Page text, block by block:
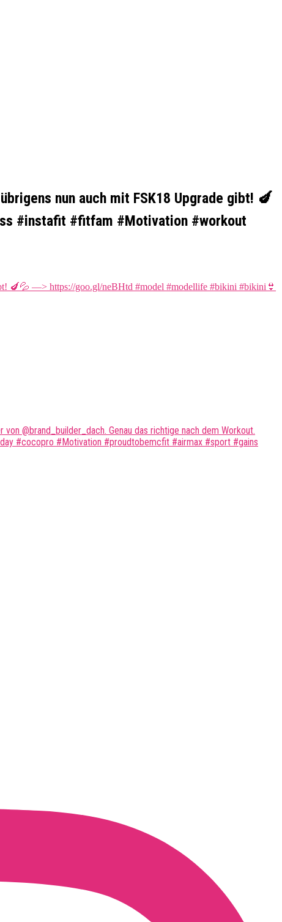
nun auch mit FSK18 Upgrade gibt! 🍆
#instafit #fitfam #Motivation #workout
@brand_builder_dach. Genau das richtige nach dem Workout.
#cocopro #Motivation #proudtobemcfit #airmax #sport #gains